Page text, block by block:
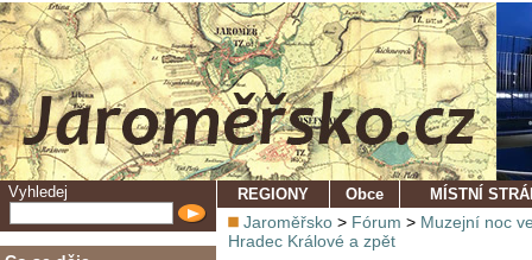
Vyhledej REGIONY Obce MÍSTNÍ
Jaroměřsko > Fórum > Muzejní noc
Hradec Králové a zpět